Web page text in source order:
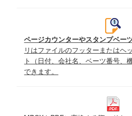
ページカウンターやスタンプベー
リはファイルのフッターまたはヘ
ト（日付、会社名、ベーツ番号、
できます。